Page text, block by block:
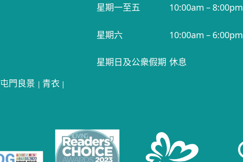
屯門良景 | 青衣 |
星期一至五 10:00am – 8:00pm
星期六 10:00am – 6:00pm
星期日及公衆假期 休息